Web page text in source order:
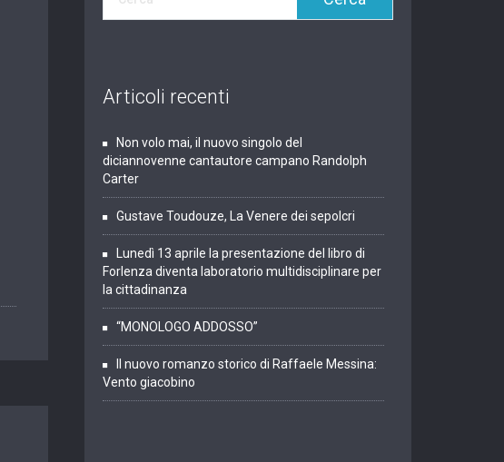
Articoli recenti
Non volo mai, il nuovo singolo del
diciannovenne cantautore campano Randolph
Carter
Gustave Toudouze, La Venere dei sepolcri
Lunedì 13 aprile la presentazione del libro di
Forlenza diventa laboratorio multidisciplinare per
la cittadinanza
“MONOLOGO ADDOSSO”
Il nuovo romanzo storico di Raffaele Messina:
Vento giacobino